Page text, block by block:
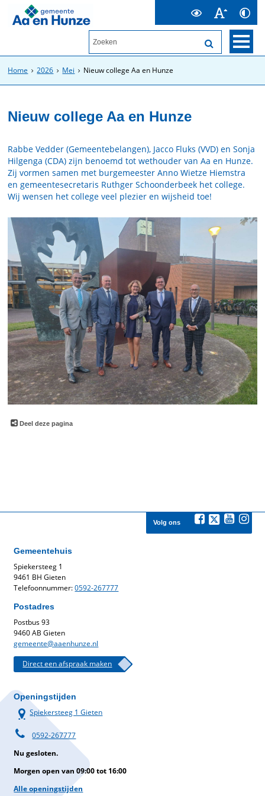
Home 2026 Mei Nieuw college Aa en Hunze
Nieuw college Aa en Hunze
Rabbe Vedder (Gemeentebelangen), Jacco Fluks (VVD) en Sonja
Hilgenga (CDA) zijn benoemd tot wethouder van Aa en Hunze.
Zij vormen samen met burgemeester Anno Wietze Hiemstra
en gemeentesecretaris Ruthger Schoonderbeek het college.
Wij wensen het college veel plezier en wijsheid toe!
Deel deze pagina
Volg ons
Gemeentehuis
Spiekersteeg 1
9461 BH Gieten
Telefoonnummer:0592-267777
Postadres
Postbus 93
9460 AB Gieten
gemeente@aaenhunze.nl
Direct een afspraak maken
Openingstijden
Spiekersteeg 1 Gieten
0592-267777
Nu gesloten.
Morgen open van 09:00 tot 16:00
Alle openingstijden